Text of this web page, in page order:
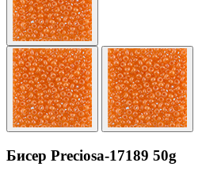
Бисер Preciosa-17189 50g